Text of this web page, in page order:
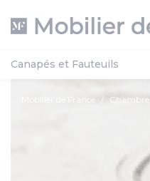
Canapés et Fauteuils
Mobilier de France Chambre